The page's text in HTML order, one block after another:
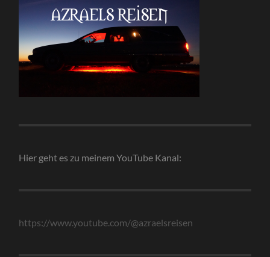
Hier geht es zu meinem YouTube Kanal:
https://www.youtube.com/@azraelsreisen